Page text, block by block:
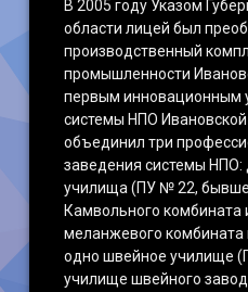
В 2005 году Указом
области лицей был
производственный
промышленности
первым инновационным
системы НПО
объединил три
заведения системы НПО:
училища (ПУ № 22,
Камвольного комбината
меланжевого
одно швейное училище
училище швейного